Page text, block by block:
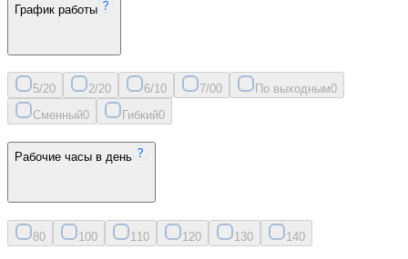
График работы
5/20 2/20 6/10 7/00 По выходным0
Сменный0 Гибкий0
Рабочие часы в день
80 100 11 0 120 130 140